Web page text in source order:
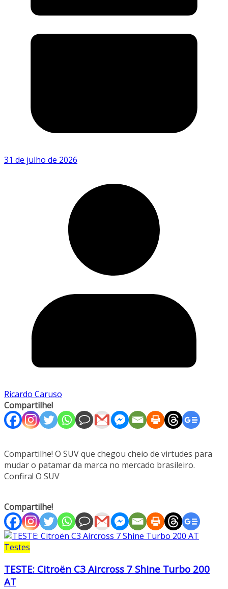
31 de julho de 2026
Ricardo Caruso
Compartilhe!
Compartilhe! O SUV que chegou cheio de virtudes para
mudar o patamar da marca no mercado brasileiro.
Confira! O SUV
Compartilhe!
Testes
TESTE: Citroën C3 Aircross 7 Shine Turbo 200
AT